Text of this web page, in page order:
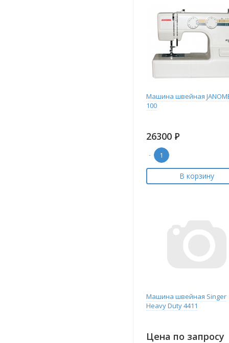
Машина швейная
100
26300 Р
-
В корзину
Машина швейная Singer
Heavy Duty 4411
Цена по запросу